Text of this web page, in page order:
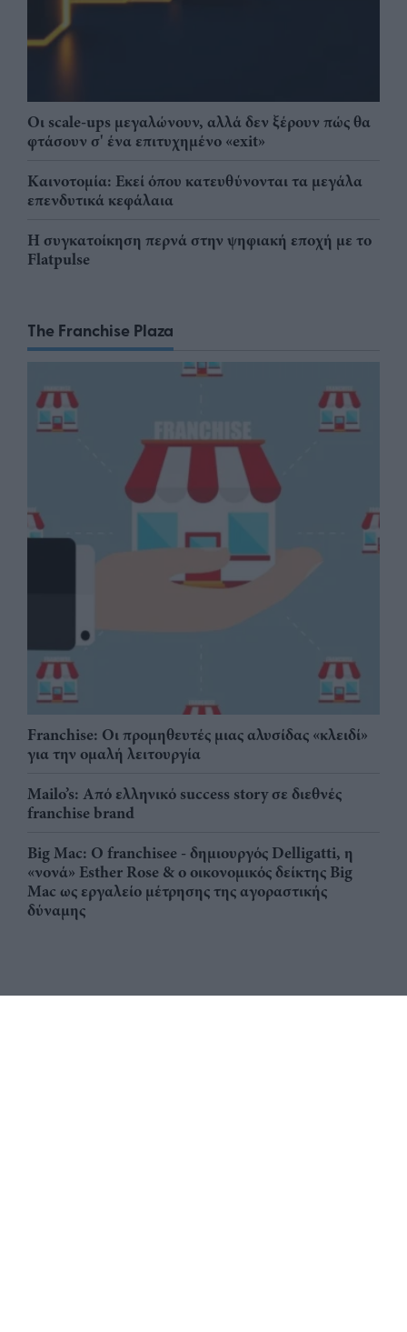
Οι scale-ups μεγαλώνουν, αλλά δεν ξέρουν πώς θα
φτάσουν σ' ένα επιτυχημένο «exit»
Καινοτομία: Εκεί όπου κατευθύνονται τα μεγάλα
επενδυτικά κεφάλαια
Η συγκατοίκηση περνά στην ψηφιακή εποχή με το
Flatpulse
The Franchise Plaza
Franchise: Οι προμηθευτές μιας αλυσίδας «κλειδί»
για την ομαλή λειτουργία
Mailo’s: Από ελληνικό success story σε διεθνές
franchise brand
Big Mac: Ο franchisee - δημιουργός Delligatti, η
«νονά» Esther Rose & ο οικονομικός δείκτης Big
Mac ως εργαλείο μέτρησης της αγοραστικής
δύναμης